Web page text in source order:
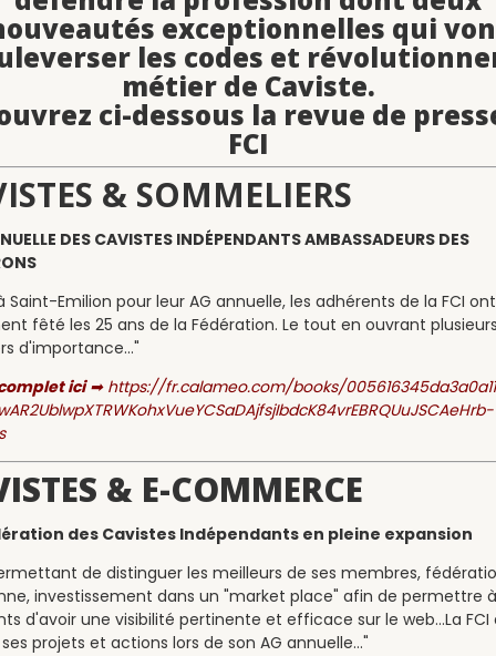
exceptionnelles qui
les codes et
métier de Caviste.
ci-dessous la revue de
FCI
& SOMMELIERS
DES CAVISTES INDÉPENDANTS AMBASSADEURS DES
Saint-Emilion pour leur AG annuelle, les adhérents de la FCI ont
fêté les 25 ans de la Fédération. Le tout en ouvrant
d'importance..."
ici➡ https://fr.calameo.com/books/
& E-COMMERCE
des Cavistes Indépendants en pleine expansion
de distinguer les meilleurs de ses membres,
investissement dans un "market place" afin de permettre
d'avoir une visibilité pertinente et efficace sur le web...La FCI
projets et actions lors de son AG annuelle..."